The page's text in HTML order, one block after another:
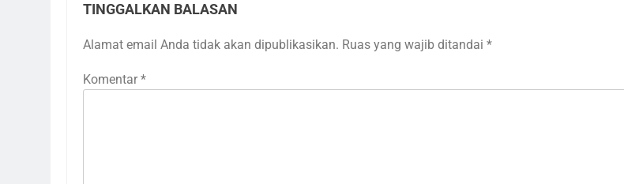
TINGGALKAN BALASAN
Alamat email Anda tidak akan dipublikasikan. Ruas yang wajib ditandai *
Komentar *